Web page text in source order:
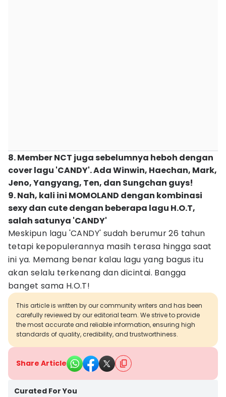
8. Member NCT juga sebelumnya heboh dengan
cover lagu 'CANDY'. Ada Winwin, Haechan, Mark,
Jeno, Yangyang, Ten, dan Sungchan guys!
9. Nah, kali ini MOMOLAND dengan kombinasi
sexy dan cute dengan beberapa lagu H.O.T,
salah satunya 'CANDY'
Meskipun lagu 'CANDY' sudah berumur 26 tahun
tetapi kepopulerannya masih terasa hingga saat
ini ya. Memang benar kalau lagu yang bagus itu
akan selalu terkenang dan dicintai. Bangga
banget sama H.O.T!
This article is written by our community writers and has been
carefully reviewed by our editorial team. We strive to provide
the most accurate and reliable information, ensuring high
standards of quality, credibility, and trustworthiness.
Share Article
Curated For You